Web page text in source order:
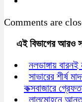
Comments are
এই বিভাগের আরও
নলডাঙ্গায়
সাভারের শীর্ষ
কক্সবাজারে
লালমোহনে